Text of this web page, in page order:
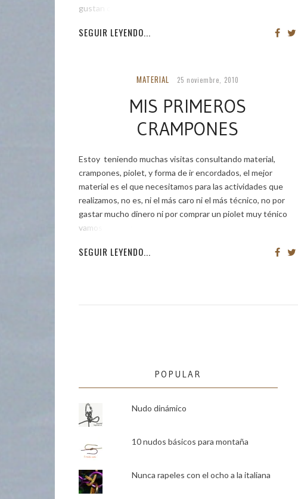
gustan con 35 a
SEGUIR LEYENDO...
MATERIAL 25 noviembre, 2010
MIS PRIMEROS
CRAMPONES
Estoy teniendo muchas visitas consultando material,
crampones, piolet, y forma de ir encordados, el mejor
material es el que necesitamos para las actividades que
realizamos, no es, ni el más caro ni el más técnico, no por
gastar mucho dinero ni por comprar un piolet muy ténico
vamos a tener
SEGUIR LEYENDO...
POPULAR
Nudo dinámico
10 nudos básicos para montaña
Nunca rapeles con el ocho a la italiana